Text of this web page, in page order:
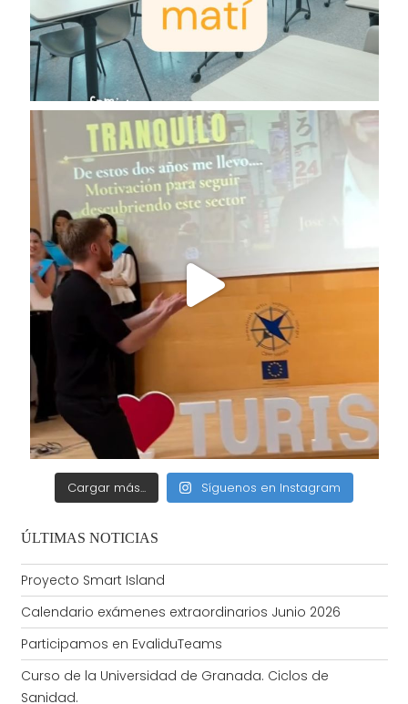
Cargar más... Síguenos en Instagram
ÚLTIMAS NOTICIAS
Proyecto Smart Island
Calendario exámenes extraordinarios Junio 2026
Participamos en EvaliduTeams
Curso de la Universidad de Granada. Ciclos de
Sanidad.